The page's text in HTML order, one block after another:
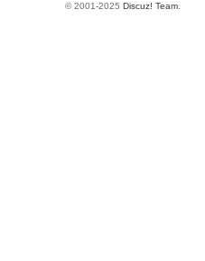
© 2001-2025 Discuz! Team